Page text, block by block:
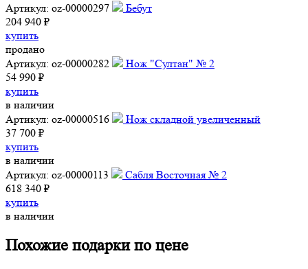
Артикул: oz-00000297
Бебут
204 940 ₽
купить
продано
Артикул: oz-00000282
Нож "Султан" № 2
54 990 ₽
купить
в наличии
Артикул: oz-00000516
Нож складной увеличенный
37 700 ₽
купить
в наличии
Артикул: oz-00000113
Сабля Восточная № 2
618 340 ₽
купить
в наличии
Похожие подарки по цене